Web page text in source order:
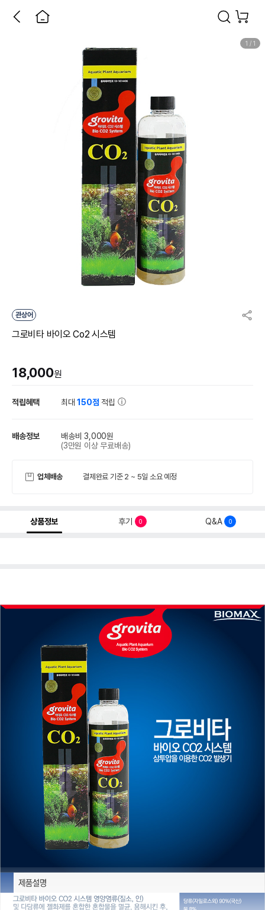
1 / 1
관상어
그로비타 바이오 Co2 시스템
18,000원
적립혜택 최대150점 적립
배송정보
배송비 3,000원
(3만원 이상 무료배송)
업체배송 결제완료 기준 2 ~ 5일 소요 예정
상품정보 후기 0 Q&A 0